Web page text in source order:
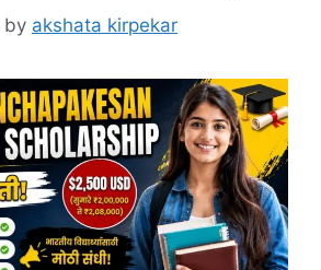
by akshata kirpekar